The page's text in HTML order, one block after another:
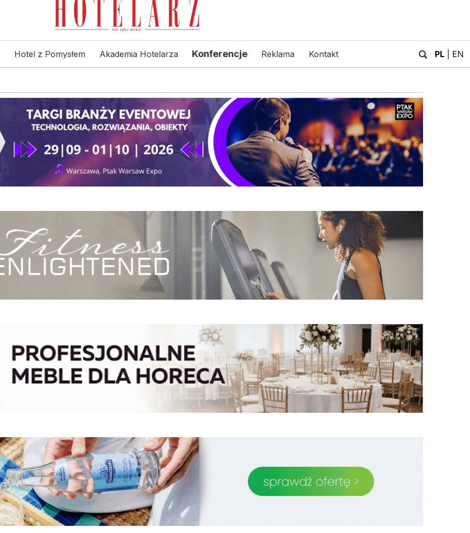
Hotel z Pomysłem Akademia Hotelarza Konferencje Reklama Kontakt PL EN